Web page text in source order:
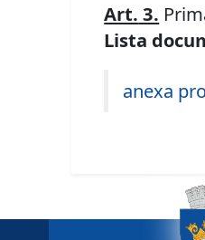
Art. 3.
Lista
anexa